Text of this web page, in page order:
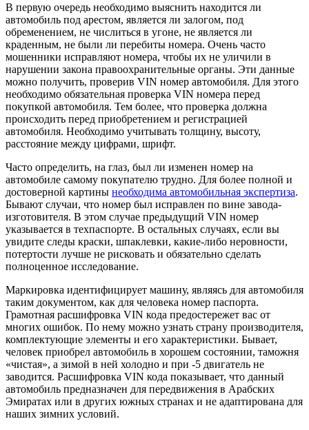
В первую очередь необходимо выяснить находится ли
автомобиль под арестом, является ли залогом, под
обременением, не числиться в угоне, не является ли
краденным, не были ли перебиты номера. Очень часто
мошенники исправляют номера, чтобы их не уличили в
нарушении закона правоохранительные органы. Эти данные
можно получить, проверив VIN номер автомобиля. Для этого
необходимо обязательная проверка VIN номера перед
покупкой автомобиля. Тем более, что проверка должна
происходить перед приобретением и регистрацией
автомобиля. Необходимо учитывать толщину, высоту,
расстояние между цифрами, шрифт.
Часто определить, на глаз, был ли изменен номер на
автомобиле самому покупателю трудно. Для более полной и
достоверной картины необходима автомобильная экспертиза.
Бывают случаи, что номер был исправлен по вине завода-
изготовителя. В этом случае предыдущий VIN номер
указывается в техпаспорте. В остальных случаях, если вы
увидите следы краски, шпаклевки, какие-либо неровности,
потертости лучше не рисковать и обязательно сделать
полноценное исследование.
Маркировка идентифицирует машину, являясь для автомобиля
таким документом, как для человека номер паспорта.
Грамотная расшифровка VIN кода предостережет вас от
многих ошибок. По нему можно узнать страну производителя,
комплектующие элементы и его характеристики. Бывает,
человек приобрел автомобиль в хорошем состоянии, таможня
«чистая», а зимой в ней холодно и при -5 двигатель не
заводится. Расшифровка VIN кода показывает, что данный
автомобиль предназначен для передвижения в Арабских
Эмиратах или в других южных странах и не адаптирована для
наших зимних условий.